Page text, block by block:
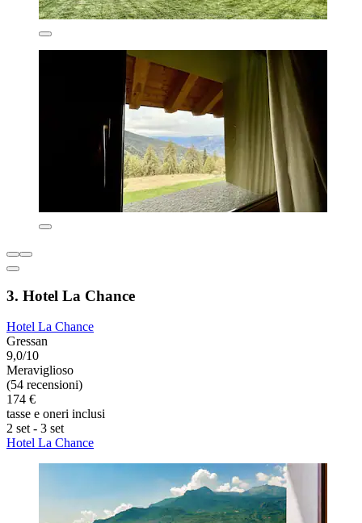
3. Hotel La Chance
Hotel La Chance
Gressan
9,0/10
Meraviglioso
(54 recensioni)
174 €
tasse e oneri inclusi
2 set - 3 set
Hotel La Chance